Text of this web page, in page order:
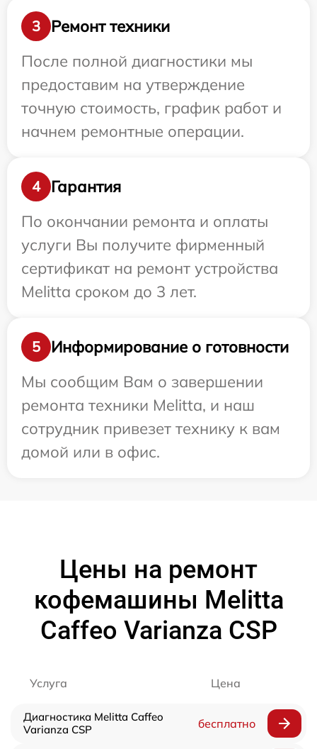
3
Ремонт техники
После полной диагностики мы
предоставим на утверждение
точную стоимость, график работ и
начнем ремонтные операции.
4
Гарантия
По окончании ремонта и оплаты
услуги Вы получите фирменный
сертификат на ремонт устройства
Melitta сроком до 3 лет.
5
Информирование о готовности
Мы сообщим Вам о завершении
ремонта техники Melitta, и наш
сотрудник привезет технику к вам
домой или в офис.
Цены на ремонт
кофемашины Melitta
Caffeo Varianza CSP
Услуга Цена
Диагностика Melitta Caffeo
Varianza CSP
бесплатно